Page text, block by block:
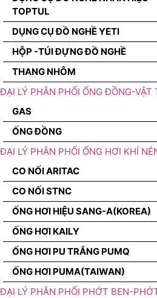
TOPTUL
DỤNG CỤ ĐỒ NGHỀ YETI
HỘP -TÚI ĐỰNG ĐỒ NGHỀ
THANG NHÔM
ĐẠI LÝ PHÂN PHỐI ỐNG ĐỒNG-
GAS
ỐNG ĐỒNG
ĐẠI LÝ PHÂN PHỐI ỐNG HƠI KHÍ
CO NỐI ARITAC
CO NỐI STNC
ỐNG HƠI HIỆU SANG-A(KOREA)
ỐNG HƠI KAILY
ỐNG HƠI PU TRẮNG PUMQ
ỐNG HƠI PUMA(TAIWAN)
ĐẠI LÝ PHÂN PHỐI PHỚT BEN-